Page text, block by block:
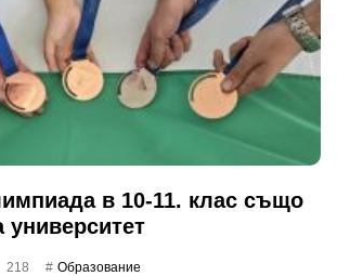
в 10-11. клас също
218 Oбразование